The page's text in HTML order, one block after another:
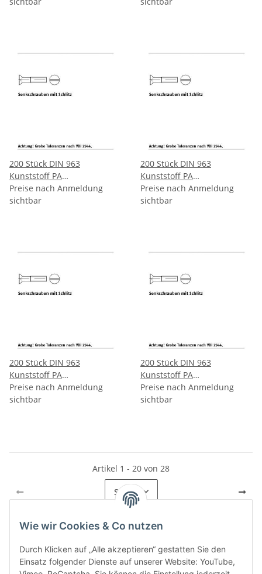
200 Stück DIN 963
Kunststoff PA
Senkkopfschrauben mit
Schlitz M5x25 mm
Preise nach Anmeldung
sichtbar
200 Stück DIN 963
Kunststoff PA
Senkkopfschrauben mit
Schlitz M6x10 mm
Preise nach Anmeldung
sichtbar
200 Stück DIN 963
Kunststoff PA
Senkkopfschrauben mit
Schlitz M6x12 mm
Preise nach Anmeldung
sichtbar
200 Stück DIN 963
Kunststoff PA
Senkkopfschrauben mit
Schlitz M6x16 mm
Preise nach Anmeldung
sichtbar
Artikel 1 - 20 von 28
Seite1
Kategorien
Wie wir Cookies & Co nutzen
Durch Klicken auf „Alle akzeptieren“ gestatten Sie den
Einsatz folgender Dienste auf unserer Website: YouTube,